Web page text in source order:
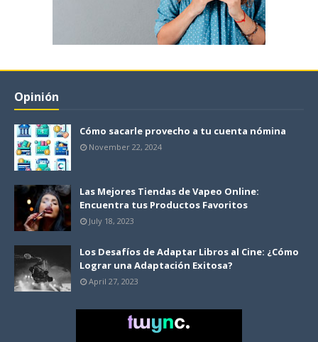
Opinión
Cómo sacarle provecho a tu cuenta nómina
November 22, 2024
Las Mejores Tiendas de Vapeo Online:
Encuentra tus Productos Favoritos
July 18, 2023
Los Desafíos de Adaptar Libros al Cine: ¿Cómo
Lograr una Adaptación Exitosa?
April 27, 2023